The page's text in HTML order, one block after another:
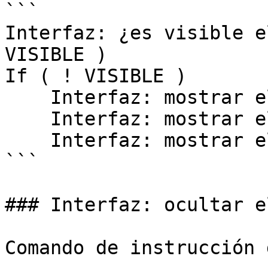
```
Interfaz: ¿es visible el
VISIBLE )
If ( ! VISIBLE )
```
### Interfaz: ocultar
Comando de